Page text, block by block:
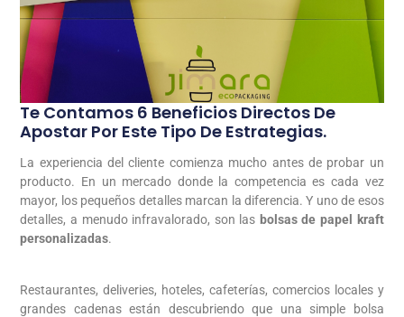
Te Contamos 6 Beneficios Directos De
Apostar Por Este Tipo De Estrategias.
La experiencia del cliente comienza mucho antes de probar un
producto. En un mercado donde la competencia es cada vez
mayor, los pequeños detalles marcan la diferencia. Y uno de esos
detalles, a menudo infravalorado, son las bolsas de papel kraft
personalizadas.
Restaurantes, deliveries, hoteles, cafeterías, comercios locales y
grandes cadenas están descubriendo que una simple bolsa